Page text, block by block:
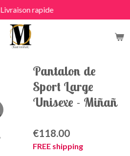
Livraison rapide
Pantalon de
Sport Large
Unisexe - Miñañ
€118.00
FREE shipping